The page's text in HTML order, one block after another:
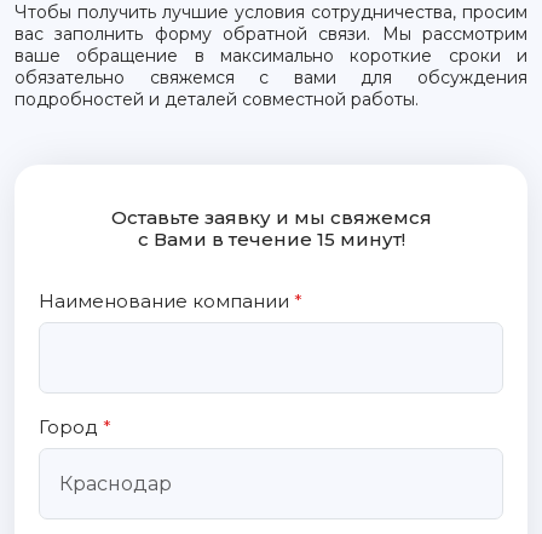
Чтобы получить лучшие условия сотрудничества, просим
вас заполнить форму обратной связи. Мы рассмотрим
ваше обращение в максимально короткие сроки и
обязательно свяжемся с вами для обсуждения
подробностей и деталей совместной работы.
Оставьте заявку и мы свяжемся
с Вами в течение 15 минут!
Наименование компании *
Город *